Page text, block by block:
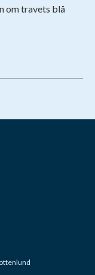
om travets blå